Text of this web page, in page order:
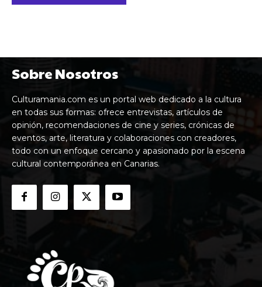
Sobre Nosotros
Culturamania.com es un portal web dedicado a la cultura
en todas sus formas: ofrece entrevistas, artículos de
opinión, recomendaciones de cine y series, crónicas de
eventos, arte, literatura y colaboraciones con creadores,
todo con un enfoque cercano y apasionado por la escena
cultural contemporánea en Canarias.